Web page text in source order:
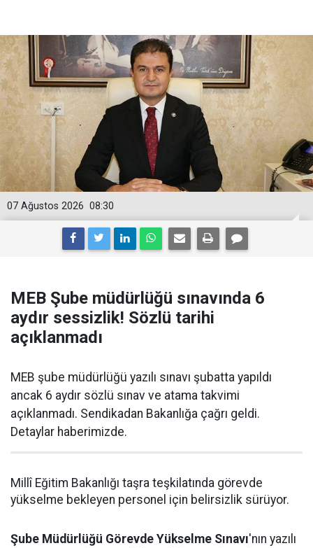
08:30
07 Ağustos 2026
MEB Şube müdürlüğü sınavında 6
aydır sessizlik! Sözlü tarihi
açıklanmadı
MEB şube müdürlüğü yazılı sınavı şubatta yapıldı
ancak 6 aydır sözlü sınav ve atama takvimi
açıklanmadı. Sendikadan Bakanlığa çağrı geldi.
Detaylar haberimizde.
Millî Eğitim Bakanlığı taşra teşkilatında görevde
yükselme bekleyen personel için belirsizlik sürüyor.
Şube Müdürlüğü Görevde Yükselme Sınavı'nın yazılı